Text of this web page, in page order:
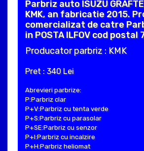
Parbriz auto ISUZU
KMK, an fabricatie 2015.
comercializat de catre
in POSTA ILFOV cod postal
Producator parbriz : KMK
Pret : 340 Lei
Abrevieri parbrize:
P:Parbriz clar
P+V:Parbriz cu tenta verde
P+S:Parbriz cu parasolar
P+SE:Parbriz cu senzor
P+I:Parbriz cu incalzire
P+H:Parbriz heliomat